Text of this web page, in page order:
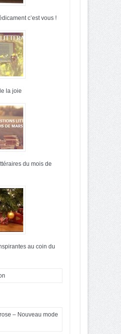
c’est vous !
la joie
du mois de
au coin du